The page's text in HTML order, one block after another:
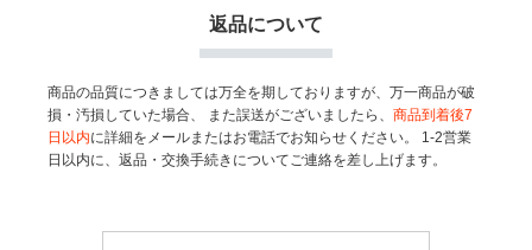
返品について
商品の品質につきましては万全を期しておりますが、万一商品が破
損・汚損していた場合、
また誤送がございましたら、商品到着後7
日以内に詳細をメールまたはお電話でお知らせください。
1-2営業
日以内に、返品・交換手続きについてご連絡を差し上げます。